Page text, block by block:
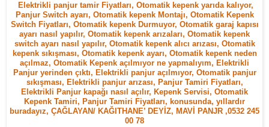
Elektrikli panjur tamir Fiyatları, Otomatik kepenk yarıda kalıyor,
Panjur Switch ayarı, Otomatik kepenk Montajı, Otomatik Kepenk
Switch Fiyatları, Otomatik kepenk Durmuyor, Otomatik garaj kapısı
ayarı nasıl yapılır, Otomatik kepenk arızaları, Otomatik kepenk
switch ayarı nasıl yapılır, Otomatik kepenk alıcı arızası, Otomatik
kepenk sıkışması, Otomatik kepenk ayarı, Otomatik kepenk neden
açılmaz, Otomatik Kepenk açılmıyor ne yapmalıyım, Elektrikli
Panjur yerinden çıktı, Elektrikli panjur açılmıyor, Otomatik panjur
sıkışması, Elektrikli panjur arızası, Panjur Tamiri Fiyatları,
Elektrikli Panjur kapağı nasıl açılır, Kepenk Servisi, Otomatik
Kepenk Tamiri, Panjur Tamiri Fiyatları, konusunda, yıllardır
buradayız, ÇAĞLAYAN/ KAĞITHANE’ DEYİZ, MAVİ PANJR ,0532 245
00 78